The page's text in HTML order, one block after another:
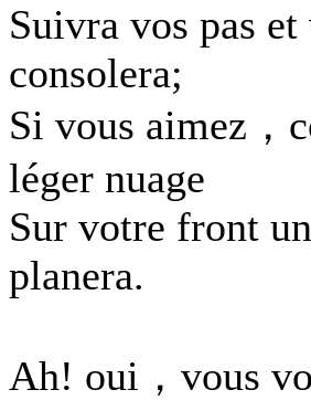
Suivra vos pas et
consolera;
Si vous aimez，
léger nuage
Sur votre front
planera.
Ah! oui，vous